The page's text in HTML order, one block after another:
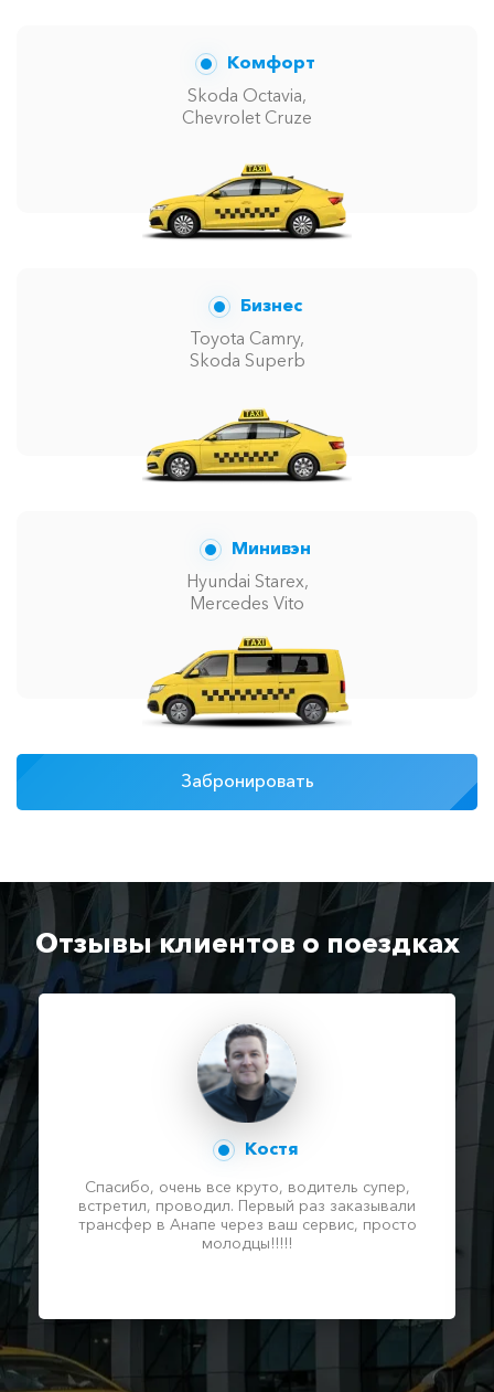
Комфорт
Skoda Octavia,
Chevrolet Cruze
Бизнес
Toyota Camry,
Skoda Superb
Минивэн
Hyundai Starex,
Mercedes Vito
Забронировать
Отзывы клиентов о поездках
Костя
Спасибо, очень все круто, водитель супер,
встретил, проводил. Первый раз заказывали
трансфер в Анапе через ваш сервис, просто
молодцы!!!!!